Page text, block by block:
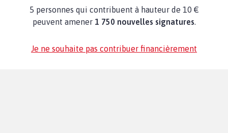
5 personnes qui contribuent à hauteur de 10 €
peuvent amener 1 750 nouvelles signatures.
Je ne souhaite pas contribuer financièrement